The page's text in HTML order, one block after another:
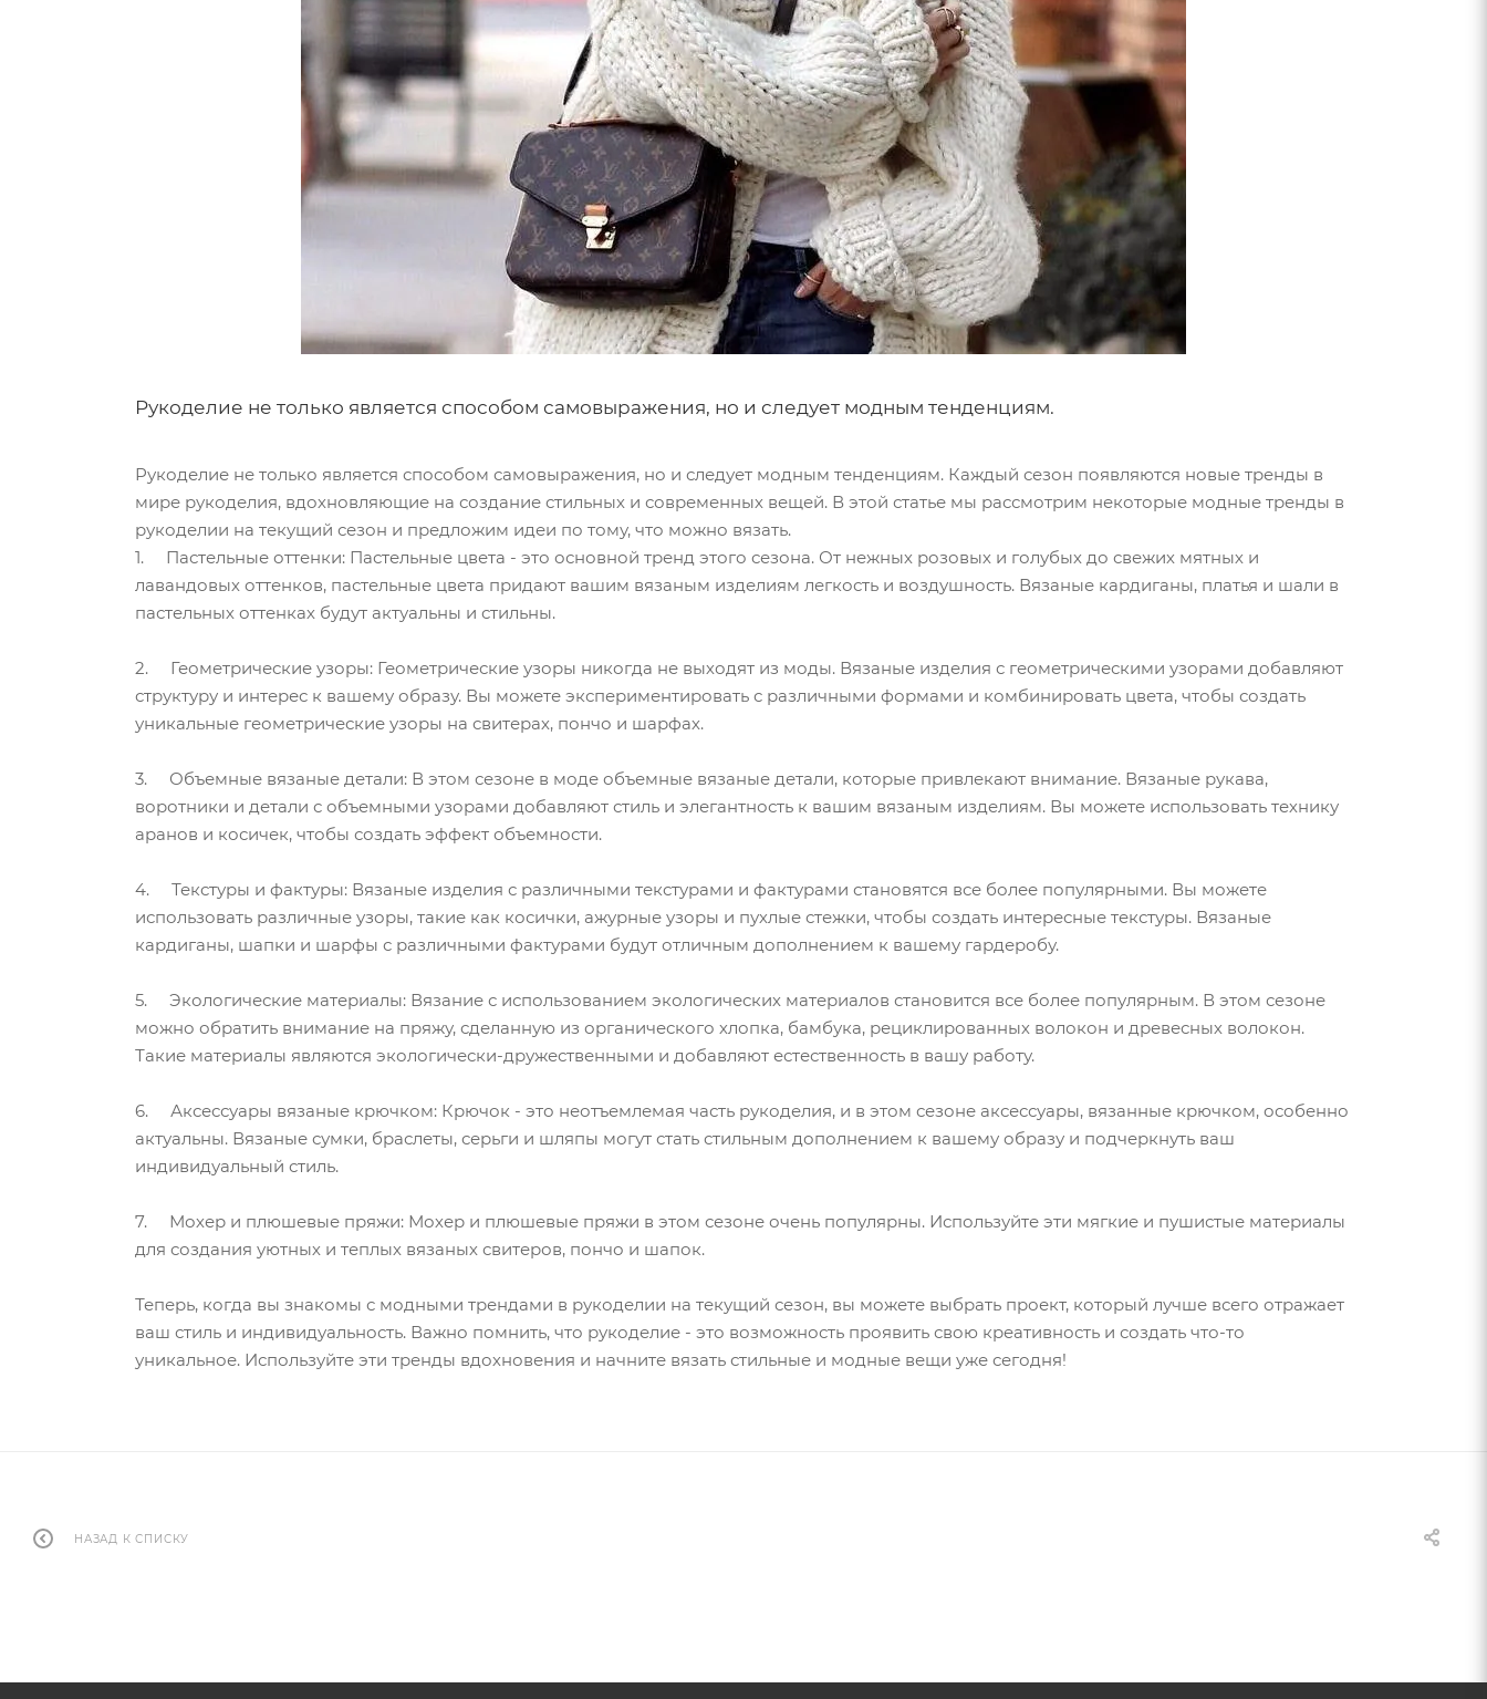
Рукоделие не только является способом самовыражения, но и следует модным тенденциям.
Рукоделие не только является способом самовыражения, но и следует модным тенденциям. Каждый сезон появляются новые тренды в
мире рукоделия, вдохновляющие на создание стильных и современных вещей. В этой статье мы рассмотрим некоторые модные тренды в
рукоделии на текущий сезон и предложим идеи по тому, что можно вязать.
1. Пастельные оттенки: Пастельные цвета - это основной тренд этого сезона. От нежных розовых и голубых до свежих мятных и
лавандовых оттенков, пастельные цвета придают вашим вязаным изделиям легкость и воздушность. Вязаные кардиганы, платья и шали в
пастельных оттенках будут актуальны и стильны.
2. Геометрические узоры: Геометрические узоры никогда не выходят из моды. Вязаные изделия с геометрическими узорами добавляют
структуру и интерес к вашему образу. Вы можете экспериментировать с различными формами и комбинировать цвета, чтобы создать
уникальные геометрические узоры на свитерах, пончо и шарфах.
3. Объемные вязаные детали: В этом сезоне в моде объемные вязаные детали, которые привлекают внимание. Вязаные рукава,
воротники и детали с объемными узорами добавляют стиль и элегантность к вашим вязаным изделиям. Вы можете использовать технику
аранов и косичек, чтобы создать эффект объемности.
4. Текстуры и фактуры: Вязаные изделия с различными текстурами и фактурами становятся все более популярными. Вы можете
использовать различные узоры, такие как косички, ажурные узоры и пухлые стежки, чтобы создать интересные текстуры. Вязаные
кардиганы, шапки и шарфы с различными фактурами будут отличным дополнением к вашему гардеробу.
5. Экологические материалы: Вязание с использованием экологических материалов становится все более популярным. В этом сезоне
можно обратить внимание на пряжу, сделанную из органического хлопка, бамбука, рециклированных волокон и древесных волокон.
Такие материалы являются экологически-дружественными и добавляют естественность в вашу работу.
6. Аксессуары вязаные крючком: Крючок - это неотъемлемая часть рукоделия, и в этом сезоне аксессуары, вязанные крючком, особенно
актуальны. Вязаные сумки, браслеты, серьги и шляпы могут стать стильным дополнением к вашему образу и подчеркнуть ваш
индивидуальный стиль.
7. Мохер и плюшевые пряжи: Мохер и плюшевые пряжи в этом сезоне очень популярны. Используйте эти мягкие и пушистые материалы
для создания уютных и теплых вязаных свитеров, пончо и шапок.
Теперь, когда вы знакомы с модными трендами в рукоделии на текущий сезон, вы можете выбрать проект, который лучше всего отражает
ваш стиль и индивидуальность. Важно помнить, что рукоделие - это возможность проявить свою креативность и создать что-то
уникальное. Используйте эти тренды вдохновения и начните вязать стильные и модные вещи уже сегодня!
НАЗАД К СПИСКУ